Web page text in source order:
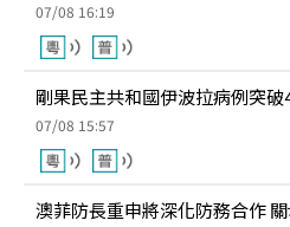
07/08 16:19
剛果民主共和國伊波拉病例突
07/08 15:57
澳菲防長重申將深化防務合作